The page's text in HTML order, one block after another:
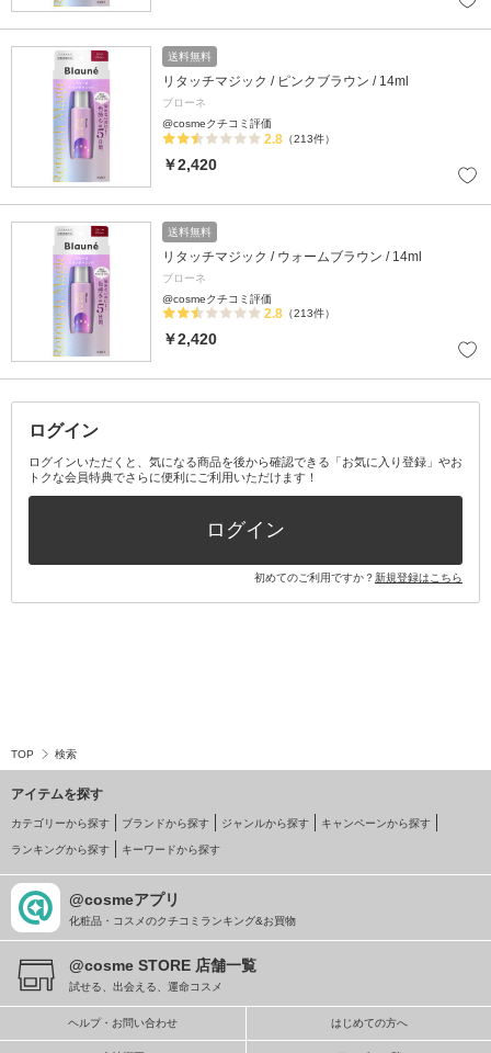
送料無料
リタッチマジック / ピンクブラウン / 14ml
ブローネ
@cosmeクチコミ評価
2.8 （213件）
￥2,420
送料無料
リタッチマジック / ウォームブラウン / 14ml
ブローネ
@cosmeクチコミ評価
2.8 （213件）
￥2,420
ログイン
ログインいただくと、気になる商品を後から確認できる「お気に入り登録」やお
トクな会員特典でさらに便利にご利用いただけます！
ログイン
初めてのご利用ですか？新規登録はこちら
TOP 検索
アイテムを探す
カテゴリーから探す ブランドから探す ジャンルから探す キャンペーンから探す
ランキングから探す キーワードから探す
@cosmeアプリ
化粧品・コスメのクチコミランキング&お買物
@cosme STORE 店舗一覧
試せる、出会える、運命コスメ
ヘルプ・お問い合わせ はじめての方へ